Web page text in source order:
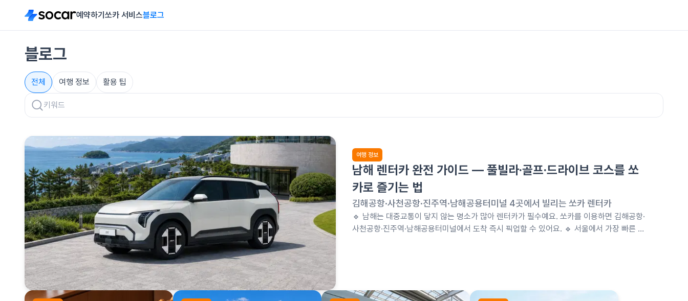
예약하기 쏘카 서비스블로그
블로그
전체 여행 정보 활용 팁
여행 정보
남해 렌터카 완전 가이드 — 풀빌라·골프·드라이브 코스를 쏘
카로 즐기는 법
김해공항·사천공항·진주역·남해공용터미널 4곳에서 빌리는 쏘카 렌터카
🔹 남해는 대중교통이 닿지 않는 명소가 많아 렌터카가 필수예요. 쏘카를 이용하면 김해공항·
사천공항·진주역·남해공용터미널에서 도착 즉시 픽업할 수 있어요. 🔹 서울에서 가장 빠른 조